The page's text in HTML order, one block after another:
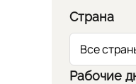
Страна
Рабочие